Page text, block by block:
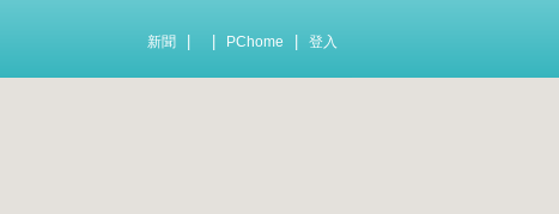
新聞 PChome 登入